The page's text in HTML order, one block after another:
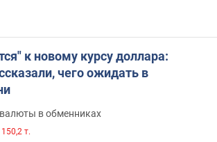
к новому курсу доллара:
чего ожидать в
в обменниках
150,2 т.